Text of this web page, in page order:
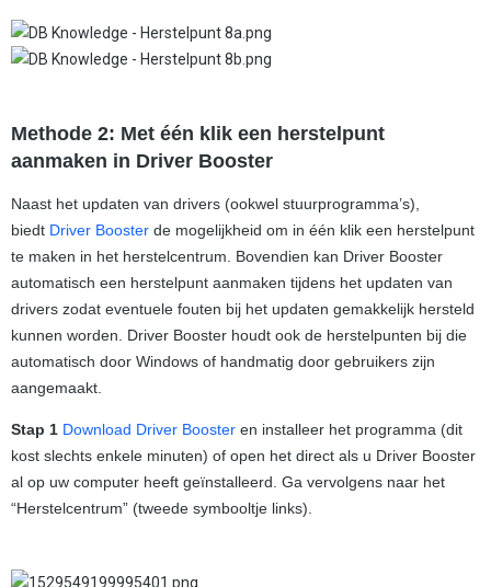
Methode 2: Met één klik een herstelpunt
aanmaken in Driver Booster
Naast het updaten van drivers (ookwel stuurprogramma’s),
biedt Driver Booster de mogelijkheid om in één klik een herstelpunt
te maken in het herstelcentrum. Bovendien kan Driver Booster
automatisch een herstelpunt aanmaken tijdens het updaten van
drivers zodat eventuele fouten bij het updaten gemakkelijk hersteld
kunnen worden. Driver Booster houdt ook de herstelpunten bij die
automatisch door Windows of handmatig door gebruikers zijn
aangemaakt.
Stap 1 Download Driver Booster en installeer het programma (dit
kost slechts enkele minuten) of open het direct als u Driver Booster
al op uw computer heeft geïnstalleerd. Ga vervolgens naar het
“Herstelcentrum” (tweede symbooltje links).